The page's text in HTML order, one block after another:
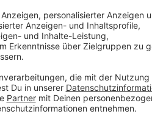
Anzeige
Januar 2025: Rücksendungen
Anzeige